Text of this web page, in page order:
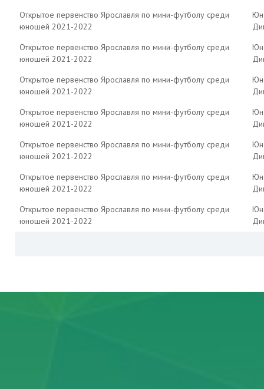
Открытое первенство Ярославля по мини-футболу среди
юношей 2021-2022
Открытое первенство Ярославля по мини-футболу среди
юношей 2021-2022
Открытое первенство Ярославля по мини-футболу среди
юношей 2021-2022
Открытое первенство Ярославля по мини-футболу среди
юношей 2021-2022
Открытое первенство Ярославля по мини-футболу среди
юношей 2021-2022
Открытое первенство Ярославля по мини-футболу среди
юношей 2021-2022
Открытое первенство Ярославля по мини-футболу среди
юношей 2021-2022